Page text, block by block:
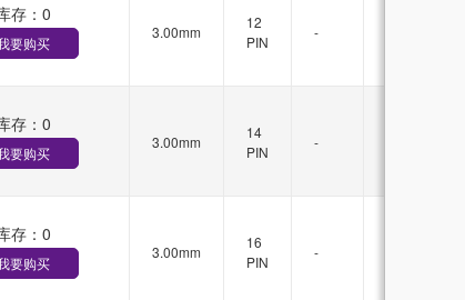
存： 0
要购买
3.00mm
12
PIN
-
存： 0
要购买
3.00mm
14
PIN
-
存： 0
要购买
3.00mm
16
PIN
-